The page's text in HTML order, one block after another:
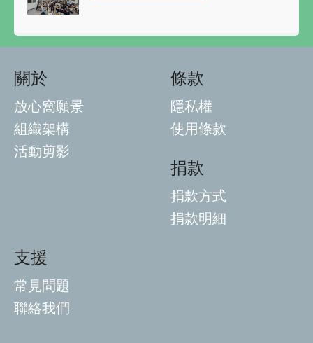
關於
放心窩願景
組織架構
活動剪影
條款
隱私權
使用條款
捐款
捐款方式
捐款明細
支援
常見問題
聯絡我們